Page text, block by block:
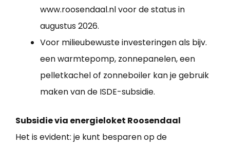
www.roosendaal.nl voor de status in
augustus 2026.
Voor milieubewuste investeringen als bijv.
een warmtepomp, zonnepanelen, een
pelletkachel of zonneboiler kan je gebruik
maken van de ISDE-subsidie.
Subsidie via energieloket Roosendaal
Het is evident: je kunt besparen op de